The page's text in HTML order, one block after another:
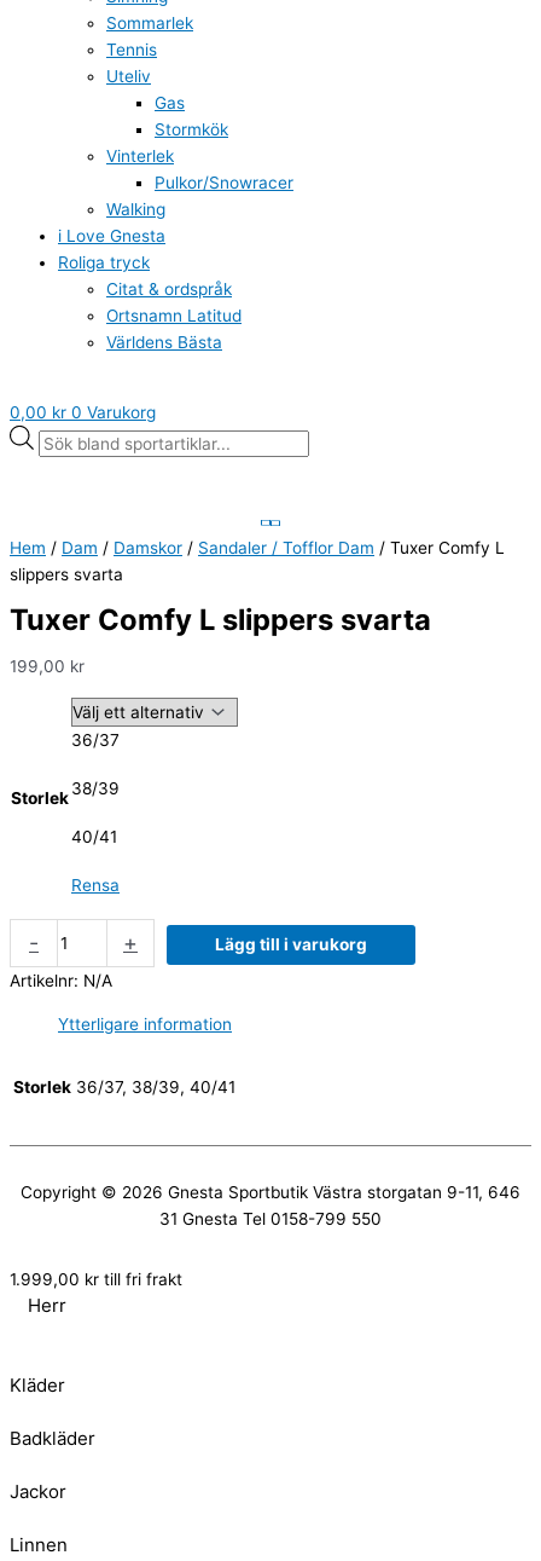
Sommarlek
Tennis
Uteliv
Gas
Stormkök
Vinterlek
Pulkor/Snowracer
Walking
i Love Gnesta
Roliga tryck
Citat & ordspråk
Ortsnamn Latitud
Världens Bästa
0,00 kr 0 Varukorg
Hem / Dam / Damskor / Sandaler / Tofflor Dam / Tuxer Comfy L
slippers svarta
Tuxer Comfy L slippers svarta
199,00 kr
Storlek
36/37
38/39
40/41
Rensa
- +
Lägg till i varukorg
Artikelnr: N/A
Ytterligare information
Storlek 36/37, 38/39, 40/41
Copyright © 2026 Gnesta Sportbutik Västra storgatan 9-11, 646
31 Gnesta Tel 0158-799 550
1.999,00 kr till fri frakt
Herr
Kläder
Badkläder
Jackor
Linnen